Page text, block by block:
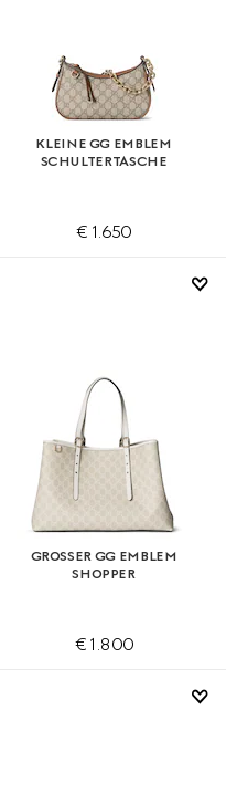
KLEINE GG EMBLEM
SCHULTERTASCHE
€ 1.650
GROSSER GG EMBLEM S
HOPPER
€ 1.800